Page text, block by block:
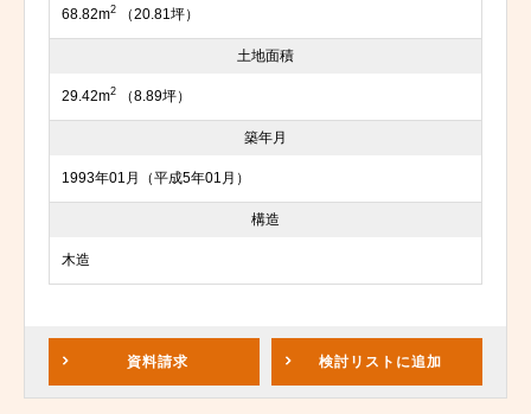
68.82m2 （20.81坪）
土地面積
29.42m2 （8.89坪）
築年月
1993年01月（平成5年01月）
構造
木造
資料請求 検討リスト に追加